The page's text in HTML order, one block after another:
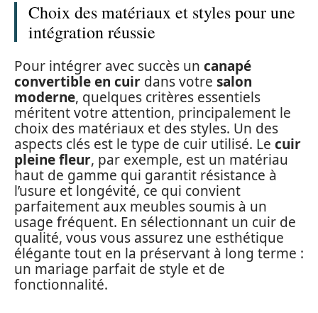
Choix des matériaux et styles pour une
intégration réussie
Pour intégrer avec succès un canapé
convertible en cuir dans votre salon
moderne, quelques critères essentiels
méritent votre attention, principalement le
choix des matériaux et des styles. Un des
aspects clés est le type de cuir utilisé. Le cuir
pleine fleur, par exemple, est un matériau
haut de gamme qui garantit résistance à
l’usure et longévité, ce qui convient
parfaitement aux meubles soumis à un
usage fréquent. En sélectionnant un cuir de
qualité, vous vous assurez une esthétique
élégante tout en la préservant à long terme :
un mariage parfait de style et de
fonctionnalité.